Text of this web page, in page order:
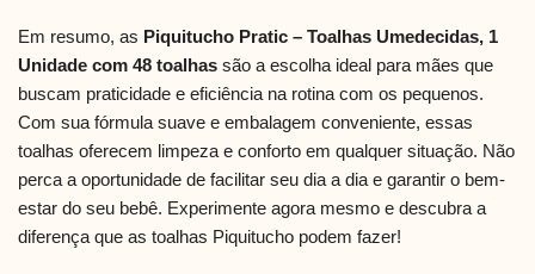
Em resumo, as Piquitucho Pratic – Toalhas Umedecidas, 1
Unidade com 48 toalhas são a escolha ideal para mães que
buscam praticidade e eficiência na rotina com os pequenos.
Com sua fórmula suave e embalagem conveniente, essas
toalhas oferecem limpeza e conforto em qualquer situação. Não
perca a oportunidade de facilitar seu dia a dia e garantir o bem-
estar do seu bebê. Experimente agora mesmo e descubra a
diferença que as toalhas Piquitucho podem fazer!